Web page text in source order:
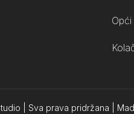
| Sva prava pridržana |